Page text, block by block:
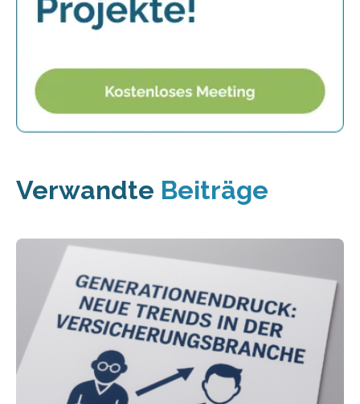
Verwandte Beiträge